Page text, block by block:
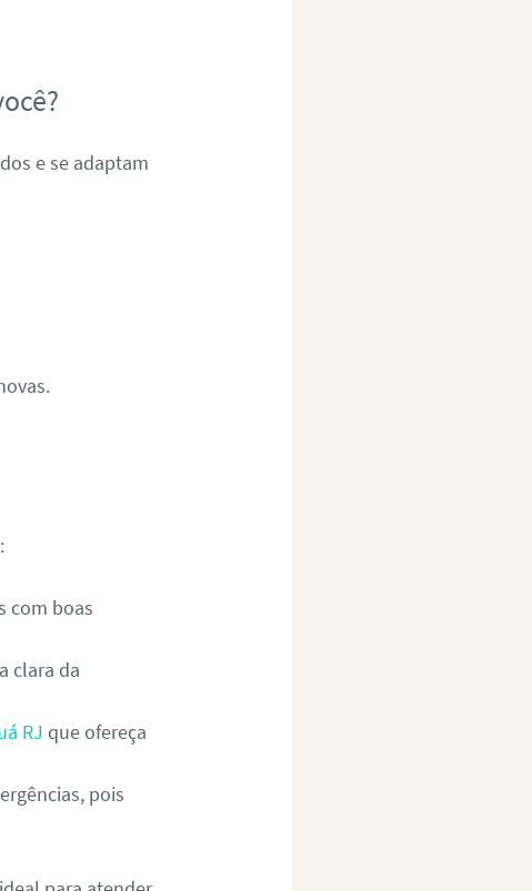
e se adaptam
com boas
clara da
RJ que ofereça
pois